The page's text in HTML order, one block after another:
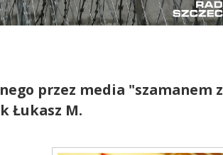
przez media "szamanem z
Łukasz M.